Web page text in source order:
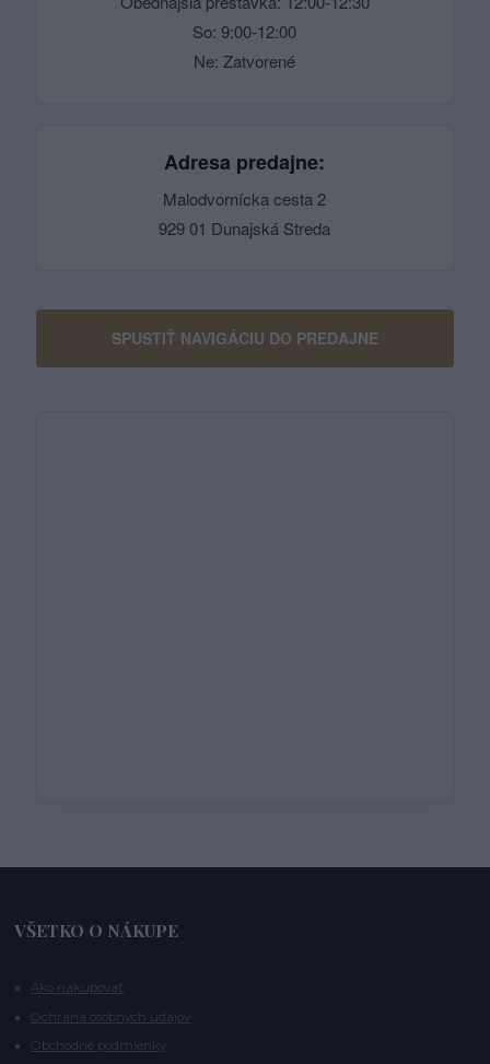
So: 9:00-12:00
Ne: Zatvorené
Adresa predajne:
Malodvornícka cesta 2
929 01 Dunajská Streda
SPUSTIŤ NAVIGÁCIU DO PREDAJNE
VŠETKO O NÁKUPE
Ako nakupovať
Ochrana osobných údajov
Obchodné podmienky